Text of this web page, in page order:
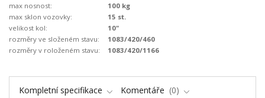
max nosnost:
100 kg
max sklon vozovky:
15 st.
velikost kol:
10"
rozměry ve složeném stavu:
1083/420/460
rozměry v roloženém stavu:
1083/420/1166
Kompletní specifikace Komentáře 0